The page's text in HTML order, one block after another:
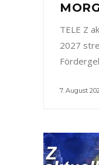
TELE Z
2027
7. August